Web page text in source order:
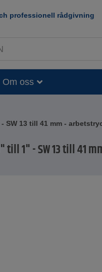
professionell rådgivning
Om oss
13 till 41 mm -
1" - SW 13 till 41